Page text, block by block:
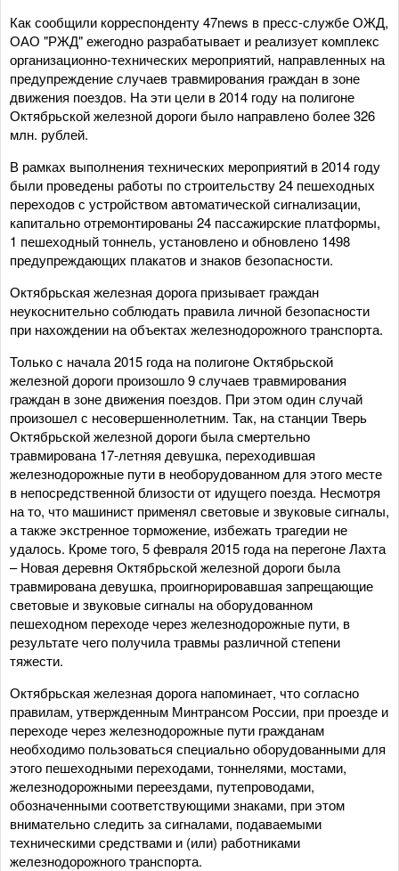
Как сообщили корреспонденту 47news в пресс-службе ОЖД,
ОАО "РЖД" ежегодно разрабатывает и реализует комплекс
организационно-технических мероприятий, направленных на
предупреждение случаев травмирования граждан в зоне
движения поездов. На эти цели в 2014 году на полигоне
Октябрьской железной дороги было направлено более 326
млн. рублей.
В рамках выполнения технических мероприятий в 2014 году
были проведены работы по строительству 24 пешеходных
переходов с устройством автоматической сигнализации,
капитально отремонтированы 24 пассажирские платформы,
1 пешеходный тоннель, установлено и обновлено 1498
предупреждающих плакатов и знаков безопасности.
Октябрьская железная дорога призывает граждан
неукоснительно соблюдать правила личной безопасности
при нахождении на объектах железнодорожного транспорта.
Только с начала 2015 года на полигоне Октябрьской
железной дороги произошло 9 случаев травмирования
граждан в зоне движения поездов. При этом один случай
произошел с несовершеннолетним. Так, на станции Тверь
Октябрьской железной дороги была смертельно
травмирована 17-летняя девушка, переходившая
железнодорожные пути в необорудованном для этого месте
в непосредственной близости от идущего поезда. Несмотря
на то, что машинист применял световые и звуковые сигналы,
а также экстренное торможение, избежать трагедии не
удалось. Кроме того, 5 февраля 2015 года на перегоне Лахта
– Новая деревня Октябрьской железной дороги была
травмирована девушка, проигнорировавшая запрещающие
световые и звуковые сигналы на оборудованном
пешеходном переходе через железнодорожные пути, в
результате чего получила травмы различной степени
тяжести.
Октябрьская железная дорога напоминает, что согласно
правилам, утвержденным Минтрансом России, при проезде и
переходе через железнодорожные пути гражданам
необходимо пользоваться специально оборудованными для
этого пешеходными переходами, тоннелями, мостами,
железнодорожными переездами, путепроводами,
обозначенными соответствующими знаками, при этом
внимательно следить за сигналами, подаваемыми
техническими средствами и (или) работниками
железнодорожного транспорта.